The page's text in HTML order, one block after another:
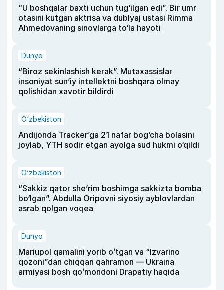
“U boshqalar baxti uchun tug‘ilgan edi”. Bir umr
otasini kutgan aktrisa va dublyaj ustasi Rimma
Ahmedovaning sinovlarga to‘la hayoti
Dunyo
“Biroz sekinlashish kerak”. Mutaxassislar
insoniyat sun’iy intellektni boshqara olmay
qolishidan xavotir bildirdi
O‘zbekiston
Andijonda Tracker’ga 21 nafar bog‘cha bolasini
joylab, YTH sodir etgan ayolga sud hukmi o‘qildi
O‘zbekiston
“Sakkiz qator she’rim boshimga sakkizta bomba
bo‘lgan”. Abdulla Oripovni siyosiy ayblovlardan
asrab qolgan voqea
Dunyo
Mariupol qamalini yorib oʻtgan va “Izvarino
qozoni”dan chiqqan qahramon — Ukraina
armiyasi bosh qoʻmondoni Drapatiy haqida